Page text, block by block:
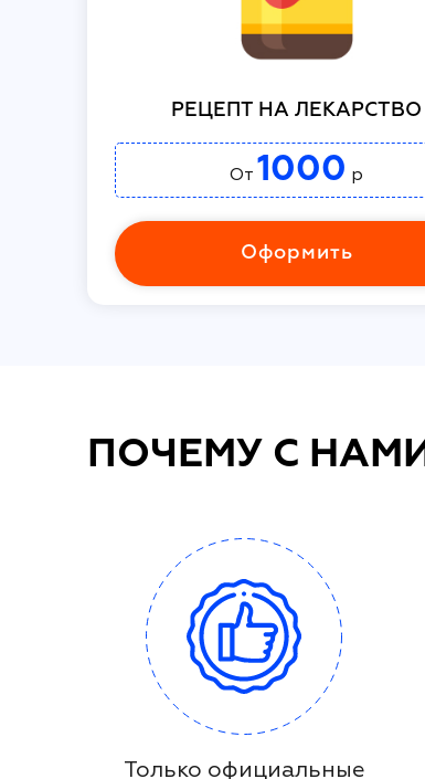
РЕЦЕПТ НА ЛЕКАРСТВО
От 1000 р
Оформить
ПОЧЕМУ С
Только официальные